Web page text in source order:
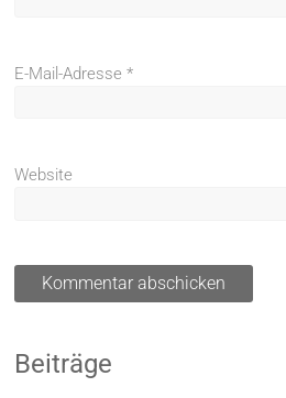
E-Mail-Adresse*
Website
Beiträge